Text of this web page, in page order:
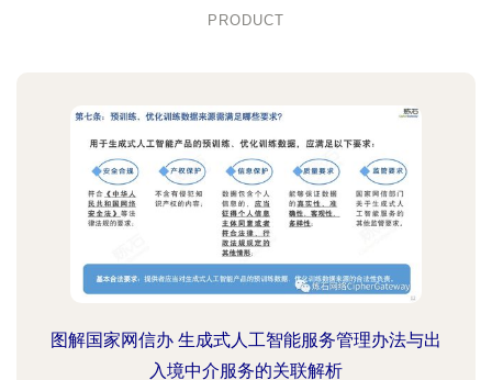
PRODUCT
图解国家网信办 生成式人工智能服务管理办法与出
入境中介服务的关联解析